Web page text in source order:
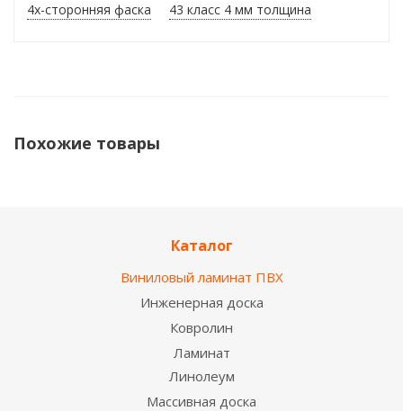
4х-сторонняя фаска
43 класс 4 мм толщина
Похожие товары
SPC покрытие Westerhof Vivace Капри 625*125*4
мм
Каталог
Виниловый ламинат ПВХ
Инженерная доска
Ковролин
Ламинат
Линолеум
Массивная доска